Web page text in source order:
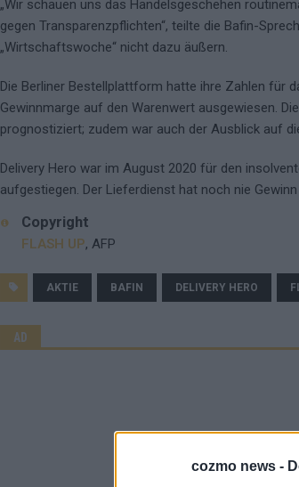
cozmo news -
„Wir schauen uns das Handelsgeschehen
gegen Transparenzpflichten“, teilte die Bafin-
„Wirtschaftswoche“ nicht dazu äußern.
Die Berliner Bestellplattform hatte ihre Zahlen für
Gewinnmarge auf den Warenwert ausgewiesen.
prognostiziert; zudem war auch der Ausblick auf
Delivery Hero war im August 2020 für den
aufgestiegen. Der Lieferdienst hat noch nie
Copyright
FLASH UP, AFP
AKTIE BAFIN DELIVERY HERO
AD